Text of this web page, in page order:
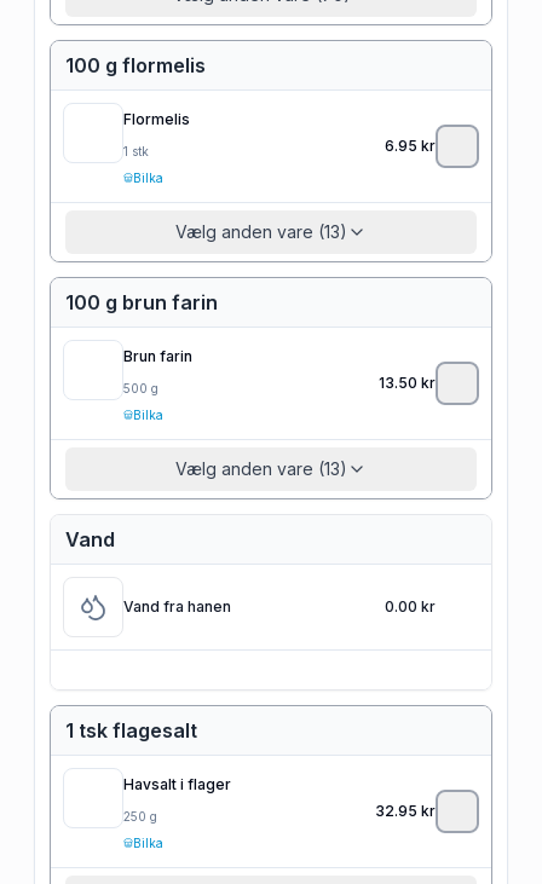
100 g flormelis
Flormelis
1 stk
Bilka
6.95 kr
Vælg anden vare (13)
100 g brun farin
Brun farin
500 g
Bilka
13.50 kr
Vælg anden vare (13)
Vand
Vand fra hanen 0.00 kr
1 tsk flagesalt
Havsalt i flager
250 g
Bilka
32.95 kr